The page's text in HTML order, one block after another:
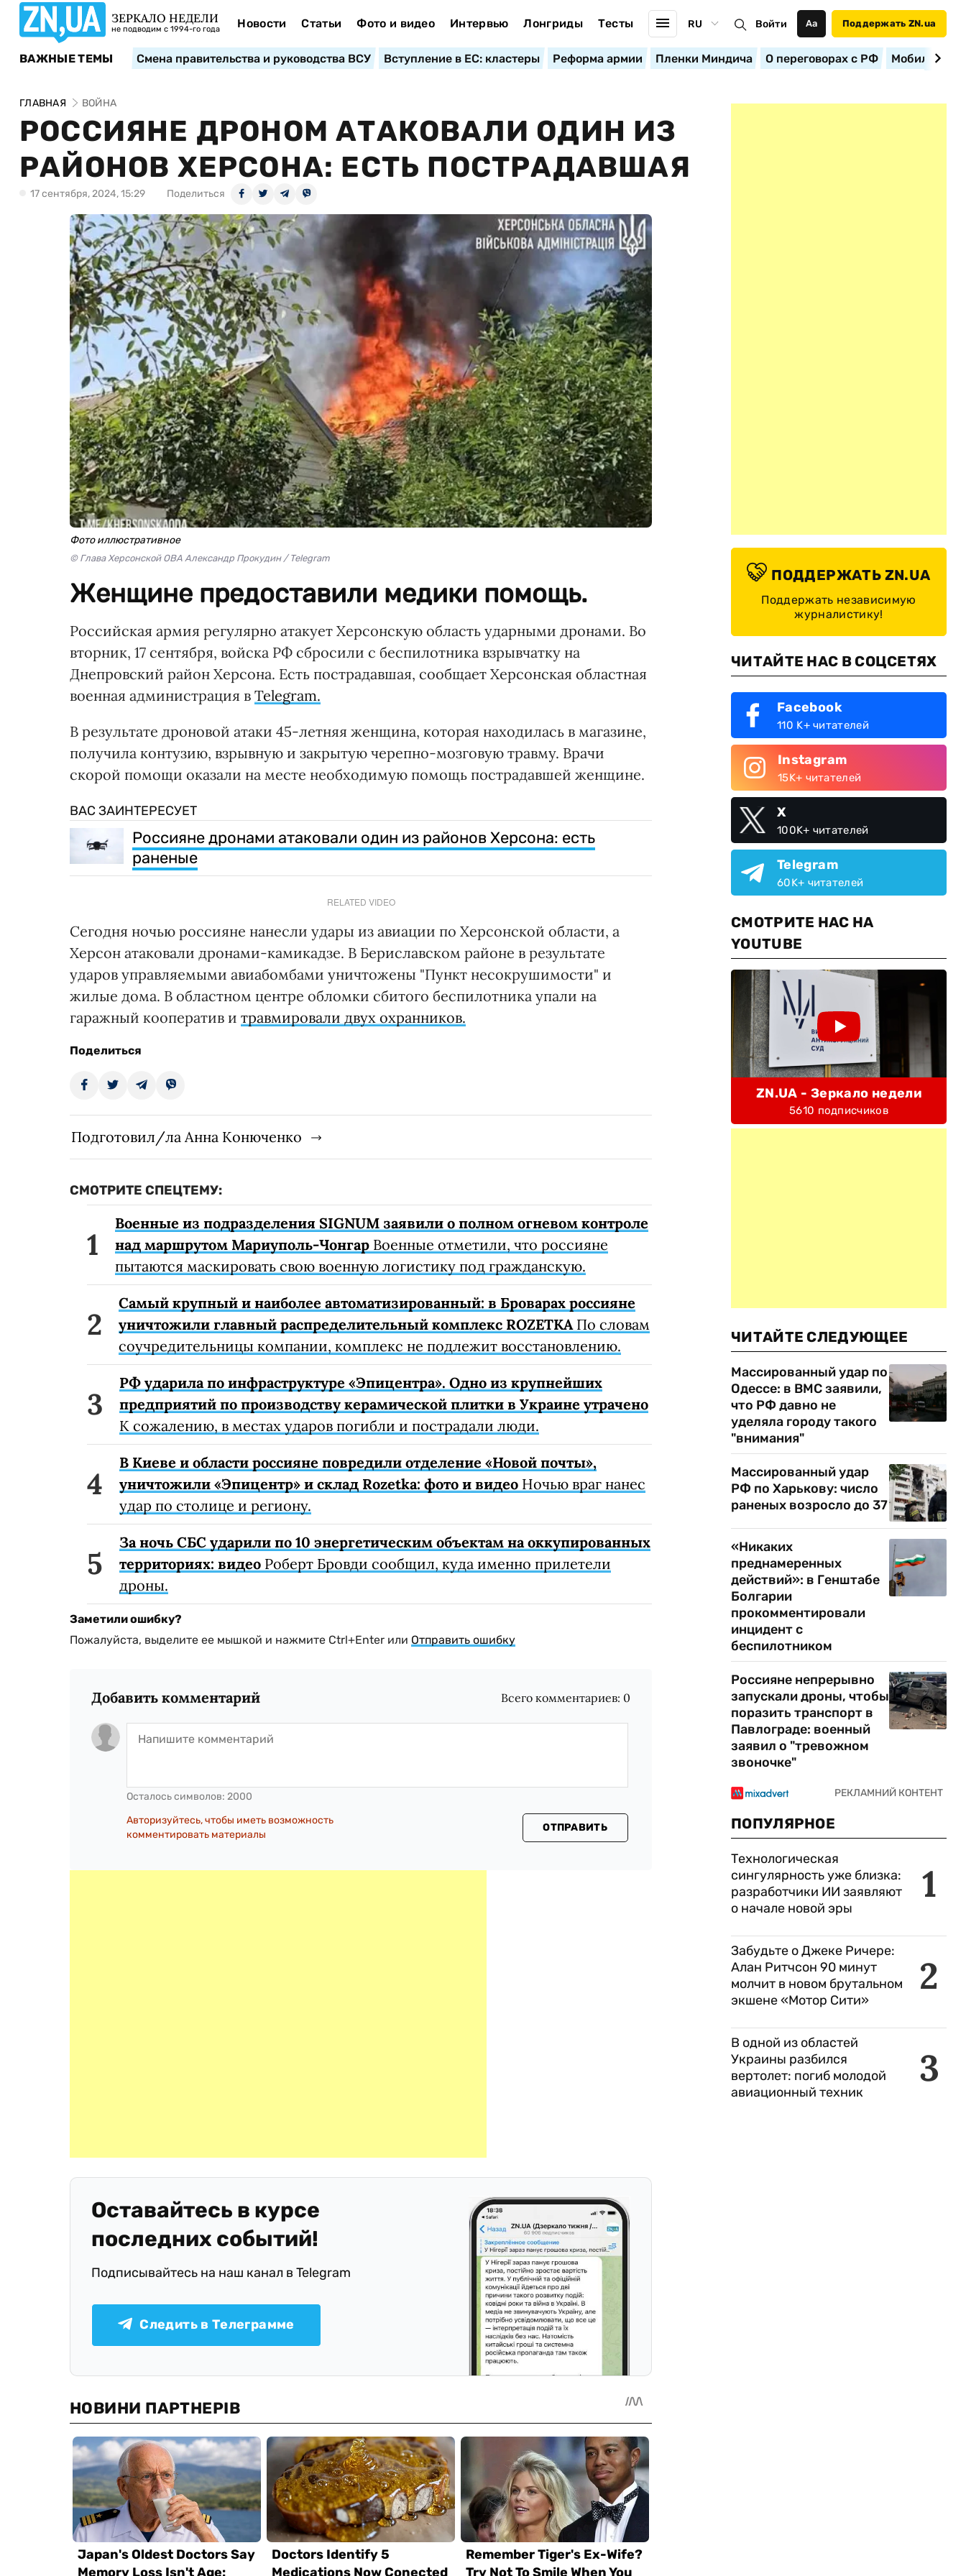
ЗЕРКАЛО НЕДЕЛИ
не подводим с 1994-го года Новости Статьи Фото и видео Интервью Лонгриды Тесты RU Войти Аа Поддержать ZN.ua
ВАЖНЫЕ ТЕМЫ Смена правительства и руководства ВСУ Вступление в ЕС: кластеры Реформа армии Пленки Миндича О переговорах с РФ
ГЛАВНАЯ ВОЙНА
РОССИЯНЕ ДРОНОМ АТАКОВАЛИ ОДИН ИЗ
РАЙОНОВ ХЕРСОНА: ЕСТЬ ПОСТРАДАВШАЯ
17 сентября, 2024, 15:29 Поделиться
Фото иллюстративное
© Глава Херсонской ОВА Александр Прокудин / Telegram
Женщине предоставили медики помощь.
Российская армия регулярно атакует Херсонскую область ударными дронами. Во
вторник, 17 сентября, войска РФ сбросили с беспилотника взрывчатку на
Днепровский район Херсона. Есть пострадавшая, сообщает Херсонская областная
военная администрация в Telegram.
В результате дроновой атаки 45-летняя женщина, которая находилась в магазине,
получила контузию, взрывную и закрытую черепно-мозговую травму. Врачи
скорой помощи оказали на месте необходимую помощь пострадавшей женщине.
ВАС ЗАИНТЕРЕСУЕТ
Россияне дронами атаковали один из районов Херсона: есть
раненые
RELATED VIDEO
Сегодня ночью россияне нанесли удары из авиации по Херсонской области, а
Херсон атаковали дронами-камикадзе. В Бериславском районе в результате
ударов управляемыми авиабомбами уничтожены "Пункт несокрушимости" и
жилые дома. В областном центре обломки сбитого беспилотника упали на
гаражный кооператив и травмировали двух охранников.
Поделиться
Подготовил/ла Анна Конюченко
СМОТРИТЕ СПЕЦТЕМУ:
Военные из подразделения SIGNUM заявили о полном огневом контроле
над маршрутом Мариуполь-Чонгар Военные отметили, что россияне
пытаются маскировать свою военную логистику под гражданскую.
Самый крупный и наиболее автоматизированный: в Броварах россияне
уничтожили главный распределительный комплекс ROZETKAПо словам
соучредительницы компании, комплекс не подлежит восстановлению.
РФ ударила по инфраструктуре «Эпицентра». Одно из крупнейших
предприятий по производству керамической плитки в Украине утрачено
К сожалению, в местах ударов погибли и пострадали люди.
В Киеве и области россияне повредили отделение «Новой почты»,
уничтожили «Эпицентр» и склад Rozetka: фото и видео Ночью враг нанес
удар по столице и региону.
За ночь СБС ударили по 10 энергетическим объектам на оккупированных
территориях: видео Роберт Бровди сообщил, куда именно прилетели
дроны.
Заметили ошибку?
Пожалуйста, выделите ее мышкой и нажмите Ctrl+Enter или Отправить ошибку
Добавить комментарий Всего комментариев: 0
Осталось символов: 2000
Авторизуйтесь, чтобы иметь возможность
комментировать материалы
ОТПРАВИТЬ
Оставайтесь в курсе
последних событий!
Подписывайтесь на наш канал в Telegram
Следить в Телеграмме
ПОДДЕРЖАТЬ ZN.UA
Поддержать независимую
журналистику!
ЧИТАЙТЕ НАС В СОЦСЕТЯХ
Facebook
110 K+ читателей
Instagram
15K+ читателей
X
100K+ читателей
Telegram
60K+ читателей
СМОТРИТЕ НАС НА
YOUTUBE
ZN.UA - Зеркало недели
5610 подписчиков
ЧИТАЙТЕ СЛЕДУЮЩЕЕ
Массированный удар по
Одессе: в ВМС заявили,
что РФ давно не
уделяла городу такого
"внимания"
Массированный удар
РФ по Харькову: число
раненых возросло до 37
«Никаких
преднамеренных
действий»: в Генштабе
Болгарии
прокомментировали
инцидент с
беспилотником
Россияне непрерывно
запускали дроны, чтобы
поразить транспорт в
Павлограде: военный
заявил о "тревожном
звоночке"
ПОПУЛЯРНОЕ
1
Технологическая
сингулярность уже близка:
разработчики ИИ заявляют
о начале новой эры
2
Забудьте о Джеке Ричере:
Алан Ритчсон 90 минут
молчит в новом брутальном
экшене «Мотор Сити»
3
В одной из областей
Украины разбился
вертолет: погиб молодой
авиационный техник